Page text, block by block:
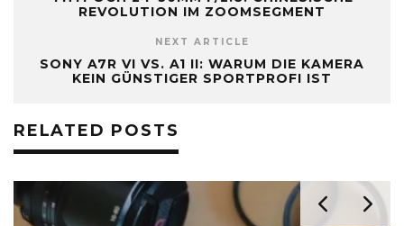
REVOLUTION IM ZOOMSEGMENT
NEXT ARTICLE
SONY A7R VI VS. A1 II: WARUM DIE KAMERA
KEIN GÜNSTIGER SPORTPROFI IST
RELATED POSTS